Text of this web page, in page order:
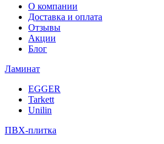
О компании
Доставка и оплата
Отзывы
Акции
Блог
Ламинат
EGGER
Tarkett
Unilin
ПВХ-плитка